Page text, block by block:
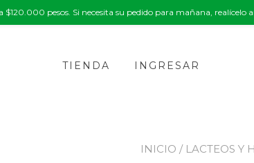
TIENDA INGRESAR
INICIO / LACTEOS Y
pesos. Si necesita su pedido para mañana, realícelo